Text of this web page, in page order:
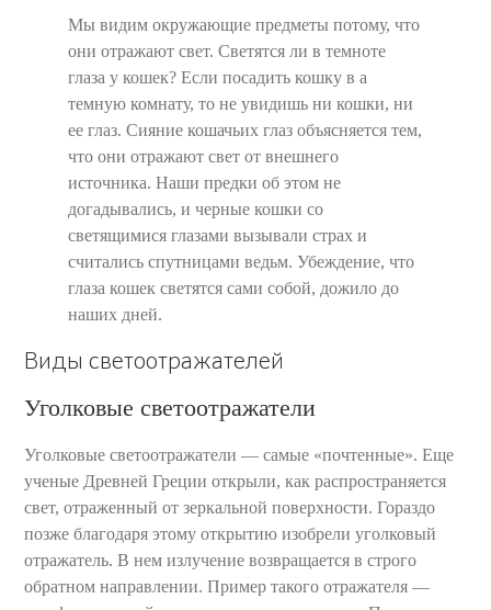
Мы видим окружающие предметы потому, что
они отражают свет. Светятся ли в темноте
глаза у кошек? Если посадить кошку в а
темную комнату, то не увидишь ни кошки, ни
ее глаз. Сияние кошачьих глаз объясняется тем,
что они отражают свет от внешнего
источника. Наши предки об этом не
догадывались, и черные кошки со
светящимися глазами вызывали страх и
считались спутницами ведьм. Убеждение, что
глаза кошек светятся сами собой, дожило до
наших дней.
Виды светоотражателей
Уголковые светоотражатели
Уголковые светоотражатели — самые «почтенные». Еще
ученые Древней Греции открыли, как распространяется
свет, отраженный от зеркальной поверхности. Гораздо
позже благодаря этому открытию изобрели уголковый
отражатель. В нем излучение возвращается в строго
обратном направлении. Пример такого отражателя —